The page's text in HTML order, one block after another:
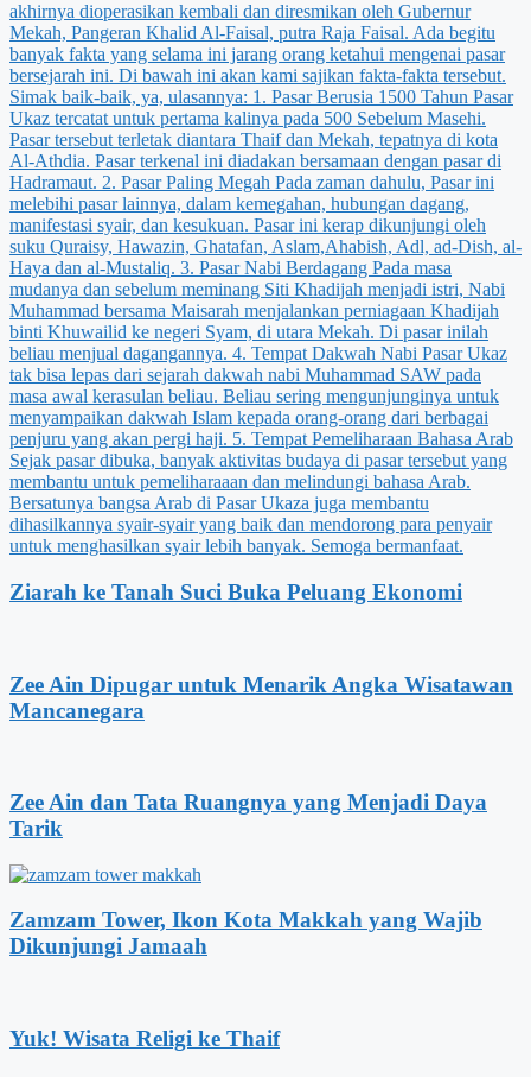
Ziarah ke Tanah Suci Buka Peluang Ekonomi
Zee Ain Dipugar untuk Menarik Angka Wisatawan
Mancanegara
Zee Ain dan Tata Ruangnya yang Menjadi Daya
Tarik
Zamzam Tower, Ikon Kota Makkah yang Wajib
Dikunjungi Jamaah
Yuk! Wisata Religi ke Thaif